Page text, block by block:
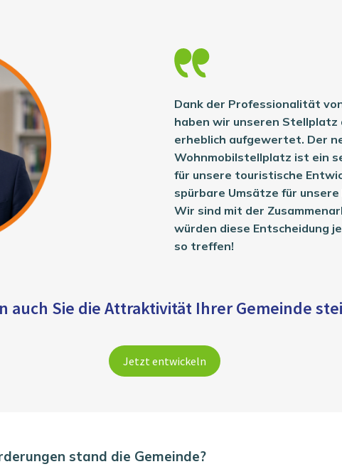
Dank der Professionalität von
haben wir unseren Stellplatz
erheblich aufgewertet. Der
Wohnmobilstellplatz ist ein
für unsere touristische
spürbare Umsätze für
Wir sind mit der
würden diese Entscheidung
so treffen!
auch Sie die Attraktivität Ihrer Gemeinde
Jetzt entwickeln
stand die Gemeinde?